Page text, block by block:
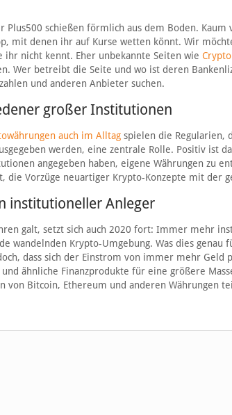
Plus500 schießen förmlich aus dem Boden. Kaum
mit denen ihr auf Kurse wetten könnt. Wir
ihr nicht kennt. Eher unbekannte Seiten wie
Wer betreibt die Seite und wo ist deren
und anderen Anbieter suchen.
großer Institutionen
auch im Alltagspielen die Regularien,
werden, eine zentrale Rolle. Positiv ist
angegeben haben, eigene Währungen zu
die Vorzüge neuartiger Krypto-Konzepte mit der
institutioneller Anleger
galt, setzt sich auch 2020 fort: Immer mehr
wandelnden Krypto-Umgebung. Was dies
dass sich der Einstrom von immer mehr
und ähnliche Finanzprodukte für eine größere
von Bitcoin, Ethereum und anderen Währungen